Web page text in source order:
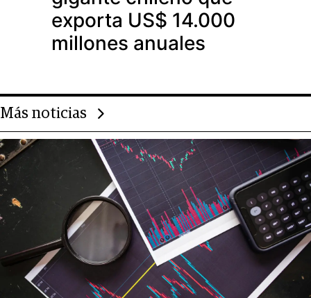
exporta US$ 14.000
millones anuales
Más noticias